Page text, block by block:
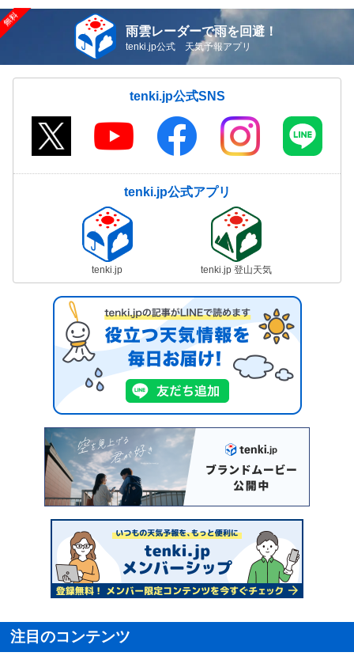
雨雲レーダーで雨を回避！
tenki.jp公式 天気予報アプリ
tenki.jp公式SNS
tenki.jp公式アプリ
tenki.jp tenki.jp 登山天気
注目のコンテンツ